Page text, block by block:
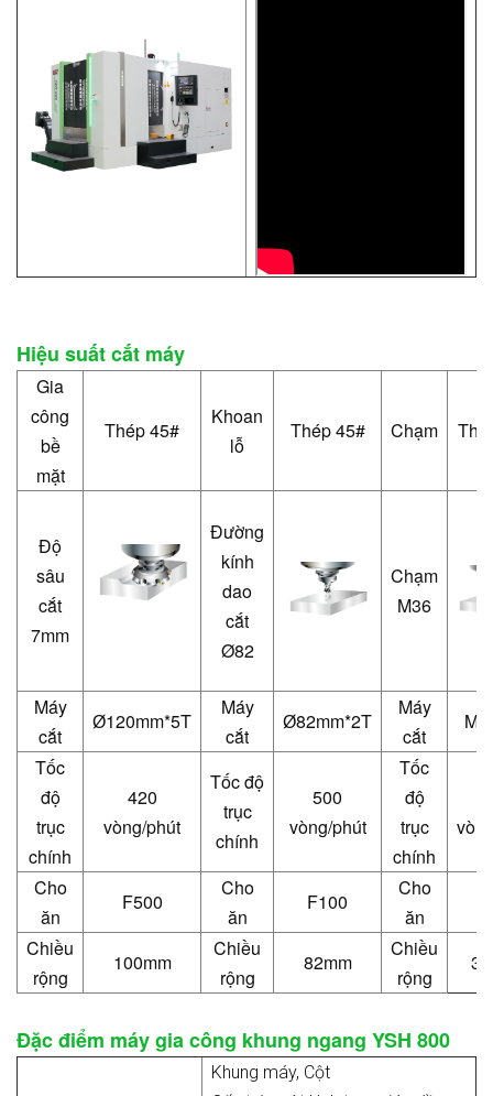
Hiệu suất cắt máy
Gia
công
bề
mặt
Thép 45#
Khoan
lỗ
Thép 45# Chạm
Độ
sâu
cắt
7mm
Đường
kính
dao
cắt
Ø82
Chạm
M36
Máy
cắt
Ø120mm*5T
Máy
cắt
Ø82mm*2T
Máy
cắt
Tốc
độ
trục
chính
420
vòng/phút
Tốc độ
trục
chính
500
vòng/phút
Tốc
độ
trục
chính
Cho
ăn
F500
Cho
ăn
F100
Cho
ăn
Chiều
rộng
100mm
Chiều
rộng
82mm
Chiều
rộng
Đặc điểm máy gia công khung ngang YSH 800
Khung máy, Cột